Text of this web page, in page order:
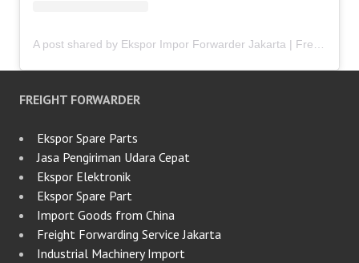
FREIGHT FORWARDER
Ekspor Spare Parts
Jasa Pengiriman Udara Cepat
Ekspor Elektronik
Ekspor Spare Part
Import Goods from China
Freight Forwarding Service Jakarta
Industrial Machinery Import